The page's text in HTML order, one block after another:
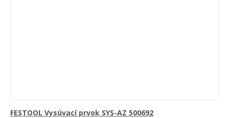
FESTOOL Vysúvací prvok SYS-AZ 500692